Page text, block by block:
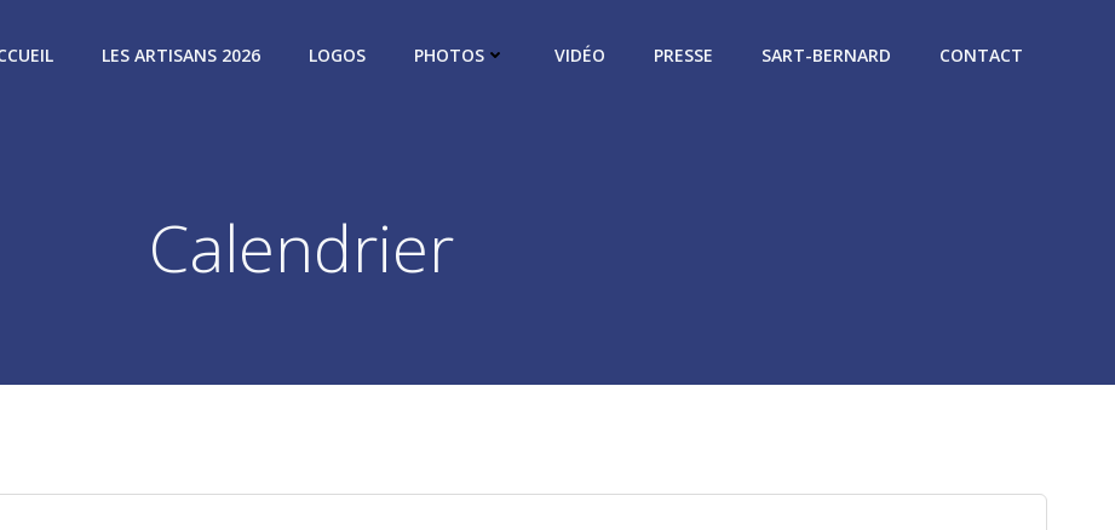
LES ARTISANS 2026 LOGOS PHOTOS VIDÉO PRESSE SART-BERNARD CONTACT
Calendrier